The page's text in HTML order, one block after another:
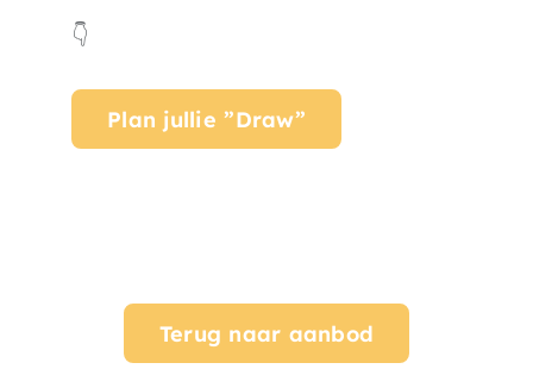
👇
Plan jullie ”Draw”
Terug naar aanbod